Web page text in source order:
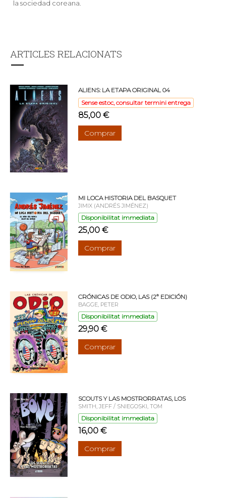
la sociedad coreana.
ARTICLES RELACIONATS
ALIENS: LA ETAPA ORIGINAL 04
Sense estoc, consultar termini entrega
85,00 €
Comprar
MI LOCA HISTORIA DEL BASQUET
JIMIX (ANDRÉS JIMÉNEZ)
Disponibilitat immediata
25,00 €
Comprar
CRÓNICAS DE ODIO, LAS (2ª EDICIÓN)
BAGGE, PETER
Disponibilitat immediata
29,90 €
Comprar
SCOUTS Y LAS MOSTRORRATAS, LOS
SMITH, JEFF / SNIEGOSKI, TOM
Disponibilitat immediata
16,00 €
Comprar